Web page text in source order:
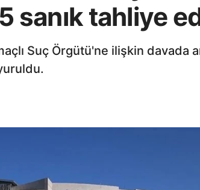
sanık tahliye
Suç Örgütü'ne ilişkin